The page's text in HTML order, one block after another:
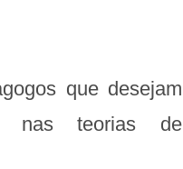
que desejam
nas teorias de